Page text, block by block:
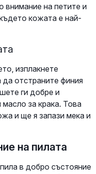
внимание на петите и
кожата е най-
изплакнете
да отстраните финия
ги добре и
за крака. Това
и ще я запази мека и
на пилата
в добро състояние